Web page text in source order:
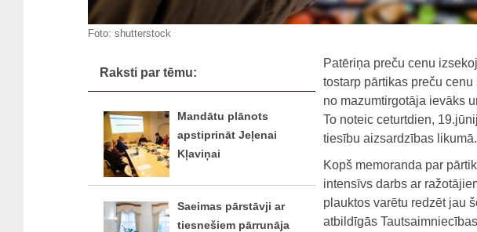
Foto: shutterstock
Raksti par tēmu:
Mandātu plānots
apstiprināt Jeļenai
Kļaviņai
Saeimas pārstāvji ar
tiesnešiem pārrunāja
Patēriņa preču cenu
tostarp pārtikas preču
no mazumtirgotāja ievāks
To noteic ceturtdien,
tiesību aizsardzības likumā.
Kopš memoranda par
intensīvs darbs ar
plauktos varētu redzēt jau
atbildīgās